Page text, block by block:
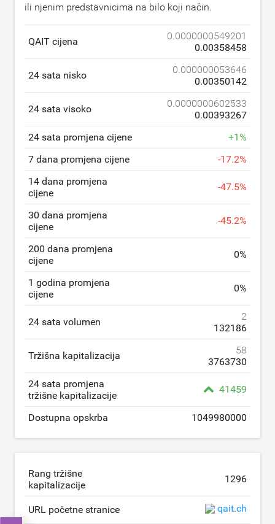
ili njenim predstavnicima na bilo koji način.
QAIT cijena
0.0000000549201
0.00358458
24 sata nisko
0.000000053646
0.00350142
24 sata visoko
0.0000000602533
0.00393267
24 sata promjena cijene
+1%
7 dana promjena cijene
-17.2%
14 dana promjena
cijene
-47.5%
30 dana promjena
cijene
-45.2%
200 dana promjena
cijene
0%
1 godina promjena
cijene
0%
24 sata volumen
2
132186
Tržišna kapitalizacija
58
3763730
24 sata promjena
tržišne kapitalizacije
41459
Dostupna opskrba 1049980000
Rang tržišne
kapitalizacije
1296
URL početne stranice qait.ch